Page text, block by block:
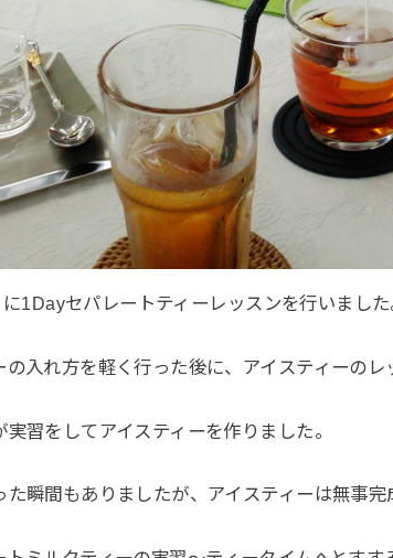
1Dayセパレートティーレッスンを行いました
入れ方を軽く行った後に、アイスティーのレ
習をしてアイスティーを作りました。
瞬間もありましたが、アイスティーは無事完